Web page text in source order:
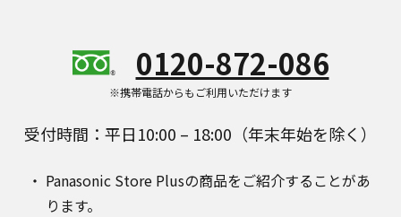
0120-872-086
※携帯電話からもご利用いただけます
受付時間：平日10:00 – 18:00（年末年始を除く）
Panasonic Store Plusの商品をご紹介することがあ
ります。